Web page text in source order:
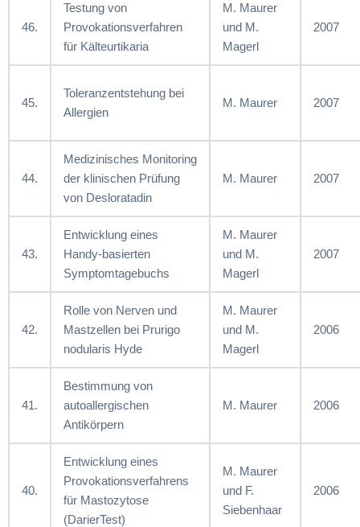
46.
Testung von
Provokationsverfahren
für Kälteurtikaria
M. Maurer
und M.
Magerl
2007
45.
Toleranzentstehung bei
Allergien
M. Maurer 2007
44.
Medizinisches Monitoring
der klinischen Prüfung
von Desloratadin
M. Maurer 2007
43.
Entwicklung eines
Handy-basierten
Symptomtagebuchs
M. Maurer
und M.
Magerl
2007
42.
Rolle von Nerven und
Mastzellen bei Prurigo
nodularis Hyde
M. Maurer
und M.
Magerl
2006
41.
Bestimmung von
autoallergischen
Antikörpern
M. Maurer 2006
40.
Entwicklung eines
Provokationsverfahrens
für Mastozytose
(DarierTest)
M. Maurer
und F.
Siebenhaar
2006